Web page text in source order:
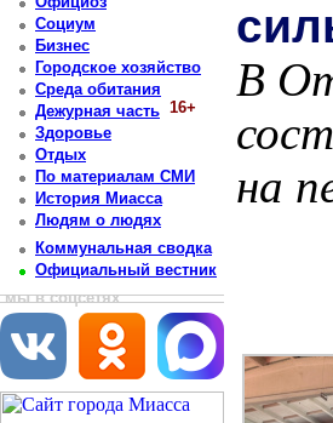
Социум
Бизнес
Городское хозяйство
Среда обитания
Дежурная часть 16+
Здоровье
Отдых
По материалам СМИ
История Миасса
Людям о людях
Коммунальная сводка
Официальный вестник
мы в соцсетях
В
на